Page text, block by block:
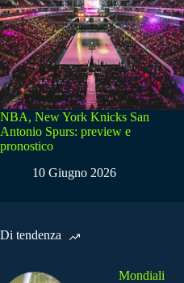
NBA, New York Knicks San
Antonio Spurs: preview e
pronostico
10 Giugno 2026
Di tendenza
Mondiali